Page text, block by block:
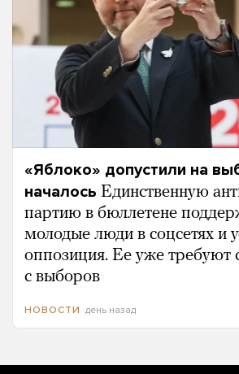
«Яблоко» допустили на
началось Единственную
партию в бюллетене
молодые люди в соцсетях и
оппозиция. Ее уже требуют
с выборов
НОВОСТИ день назад